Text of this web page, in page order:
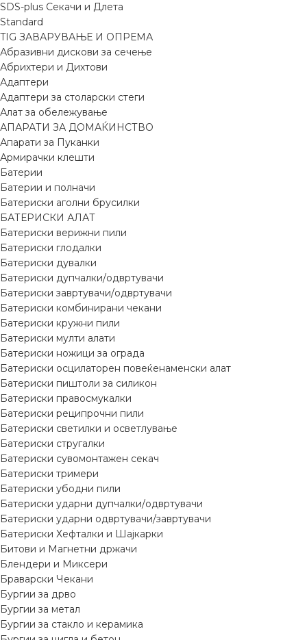
SDS-plus Секачи и Длета
Standard
TIG ЗАВАРУВАЊЕ И ОПРЕМА
Абразивни дискови за сечење
Абрихтери и Дихтови
Адаптери
Адаптери за столарски стеги
Алат за обележување
АПАРАТИ ЗА ДОМАЌИНСТВО
Апарати за Пуканки
Армирачки клешти
Батерии
Батерии и полначи
Батериски аголни брусилки
БАТЕРИСКИ АЛАТ
Батериски верижни пили
Батериски глодалки
Батериски дувалки
Батериски дупчалки/одвртувачи
Батериски завртувачи/одвртувачи
Батериски комбинирани чекани
Батериски кружни пили
Батериски мулти алати
Батериски ножици за ограда
Батериски осцилаторен повеќенаменски алат
Батериски пиштоли за силикон
Батериски правосмукалки
Батериски реципрочни пили
Батериски светилки и осветлување
Батериски стругалки
Батериски сувомонтажен секач
Батериски тримери
Батериски убодни пили
Батериски ударни дупчалки/одвртувачи
Батериски ударни одвртувачи/завртувачи
Батериски Хефталки и Шајкарки
Битови и Магнетни држачи
Блендери и Миксери
Браварски Чекани
Бургии за дрво
Бургии за метал
Бургии за стакло и керамика